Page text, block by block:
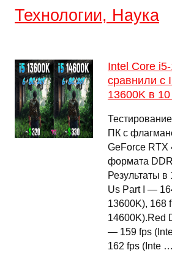
Технологии, Наука
Intel Core
сравнили с
13600K в
ПК с
GeForce
формата
Результаты
Us Part I —
13600K), 168
14600K).Red
— 159 fps
162 fps (Inte …